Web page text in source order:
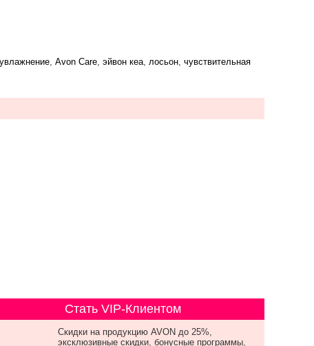
увлажнение, Avon Care, эйвон кеа, лосьон, чувствительная
Стать VIP-Клиентом
Скидки на продукцию AVON до 25%,
эксклюзивные скидки, бонусные программы,